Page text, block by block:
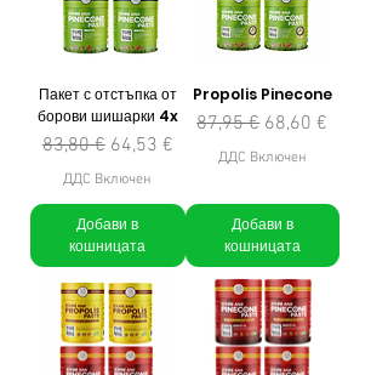
Пакет с отстъпка от
борови шишарки 4x
Редовна цена
83,80 € Продажна цена
64,53 €
ДДС Включен
Добави в
кошницата
Propolis Pinecone
Редовна цена
87,95 € Продажна цена
68,60 €
ДДС Включен
Добави в
кошницата